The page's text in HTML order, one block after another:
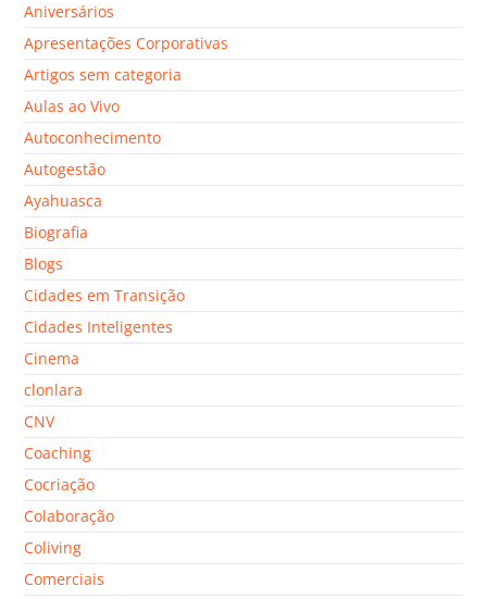
Aniversários
Apresentações Corporativas
Artigos sem categoria
Aulas ao Vivo
Autoconhecimento
Autogestão
Ayahuasca
Biografia
Blogs
Cidades em Transição
Cidades Inteligentes
Cinema
clonlara
CNV
Coaching
Cocriação
Colaboração
Coliving
Comerciais